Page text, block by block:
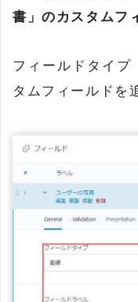
書」のカスタムフ
フィールドタイプ
タムフィールドを